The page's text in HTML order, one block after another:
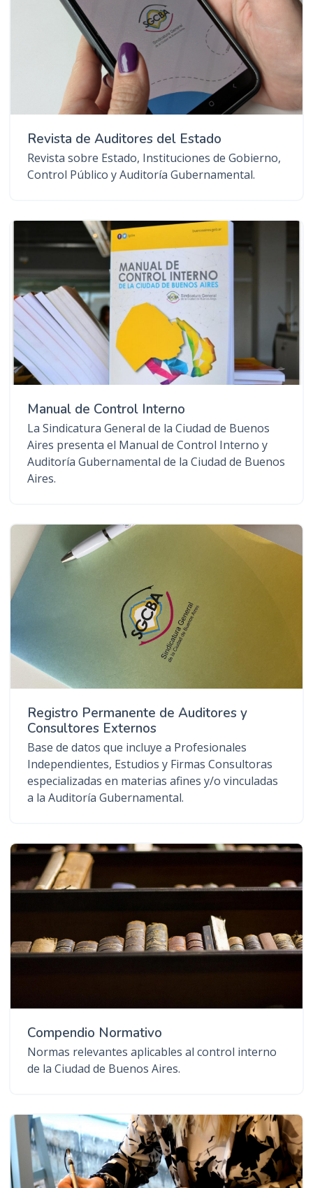
Revista de Auditores del Estado
Revista sobre Estado, Instituciones de Gobierno,
Control Público y Auditoría Gubernamental.
Manual de Control Interno
La Sindicatura General de la Ciudad de Buenos
Aires presenta el Manual de Control Interno y
Auditoría Gubernamental de la Ciudad de Buenos
Aires.
Registro Permanente de Auditores y
Consultores Externos
Base de datos que incluye a Profesionales
Independientes, Estudios y Firmas Consultoras
especializadas en materias afines y/o vinculadas
a la Auditoría Gubernamental.
Compendio Normativo
Normas relevantes aplicables al control interno
de la Ciudad de Buenos Aires.